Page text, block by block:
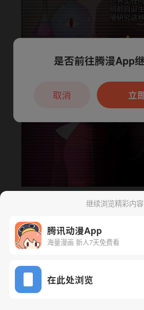
下一话 腾漫
继续浏览精彩内容
腾讯动漫App
海量漫画 新人7天免费看
在此处浏览
本章节仅支持App阅读，可
户7天免费看
是否前往腾漫App
立
取消